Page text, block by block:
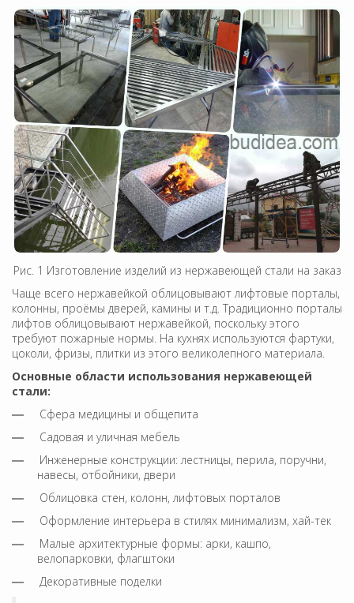
Рис. 1 Изготовление изделий из нержавеющей стали на заказ
Чаще всего нержавейкой облицовывают лифтовые порталы,
колонны, проёмы дверей, камины и т.д. Традиционно порталы
лифтов облицовывают нержавейкой, поскольку этого
требуют пожарные нормы. На кухнях используются фартуки,
цоколи, фризы, плитки из этого великолепного материала.
Основные области использования нержавеющей
стали:
Сфера медицины и общепита
Садовая и уличная мебель
Инженерные конструкции: лестницы, перила, поручни,
навесы, отбойники, двери
Облицовка стен, колонн, лифтовых порталов
Оформление интерьера в стилях минимализм, хай-тек
Малые архитектурные формы: арки, кашпо,
велопарковки, флагштоки
Декоративные поделки